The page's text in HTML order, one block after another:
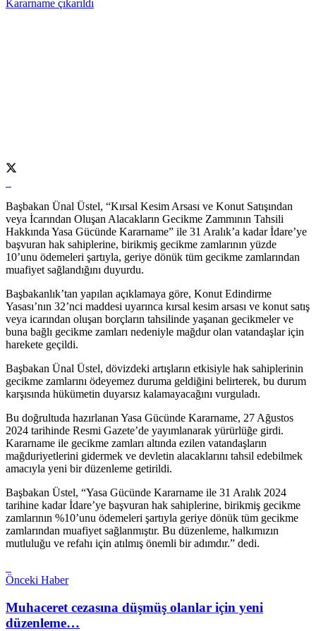
Başbakan Ünal Üstel, “Kırsal Kesim Arsası ve Konut Satışından
veya İcarından Oluşan Alacakların Gecikme Zammının Tahsili
Hakkında Yasa Gücünde Kararname” ile 31 Aralık’a kadar İdare’ye
başvuran hak sahiplerine, birikmiş gecikme zamlarının yüzde
10’unu ödemeleri şartıyla, geriye dönük tüm gecikme zamlarından
muafiyet sağlandığını duyurdu.
Başbakanlık’tan yapılan açıklamaya göre, Konut Edindirme
Yasası’nın 32’nci maddesi uyarınca kırsal kesim arsası ve konut satış
veya icarından oluşan borçların tahsilinde yaşanan gecikmeler ve
buna bağlı gecikme zamları nedeniyle mağdur olan vatandaşlar için
harekete geçildi.
Başbakan Ünal Üstel, dövizdeki artışların etkisiyle hak sahiplerinin
gecikme zamlarını ödeyemez duruma geldiğini belirterek, bu durum
karşısında hükümetin duyarsız kalamayacağını vurguladı.
Bu doğrultuda hazırlanan Yasa Gücünde Kararname, 27 Ağustos
2024 tarihinde Resmi Gazete’de yayımlanarak yürürlüğe girdi.
Kararname ile gecikme zamları altında ezilen vatandaşların
mağduriyetlerini gidermek ve devletin alacaklarını tahsil edebilmek
amacıyla yeni bir düzenleme getirildi.
Başbakan Üstel, “Yasa Gücünde Kararname ile 31 Aralık 2024
tarihine kadar İdare’ye başvuran hak sahiplerine, birikmiş gecikme
zamlarının %10’unu ödemeleri şartıyla geriye dönük tüm gecikme
zamlarından muafiyet sağlanmıştır. Bu düzenleme, halkımızın
mutluluğu ve refahı için atılmış önemli bir adımdır.” dedi.
Önceki Haber
Muhaceret cezasına düşmüş olanlar için yeni
düzenleme…